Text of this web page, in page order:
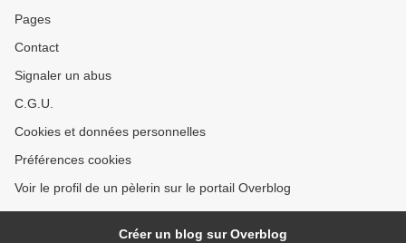
Pages
Contact
Signaler un abus
C.G.U.
Cookies et données personnelles
Préférences cookies
Voir le profil de un pèlerin sur le portail Overblog
Créer un blog sur Overblog